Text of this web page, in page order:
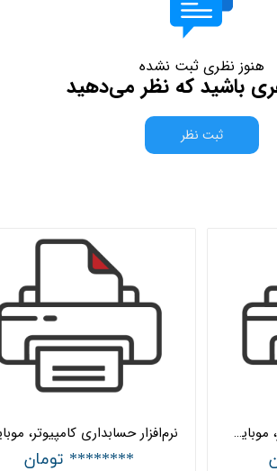
هنوز نظری ثبت نشده
باشید که نظر می‌دهید
ثبت نظر
******** تومان
نرم‌افزار حسابداری کامپیوتر، موبایل و ماشین‌های اداری شبکه هلو APEX